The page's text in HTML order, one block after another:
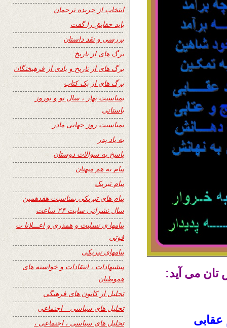
تان می آید:
عقابی
انتخاب از جریده ترجمان
باید حقایق را گفت
بررسی و نقد داستان
برگ های از تاریخ
برگ های از تاریخ و یادی از فرهیختگان
برگ های از یک کتاب
بمناسبت بهار ، سال نو و نوروز
باستانی
بمناسبت روز جهانی مادر
به یاد پدر
پاسخ به سوالات دوستان
پیام به هم میهنان
پیام تبریک
پیام های تبریکی بمناسبت هفدهمین
سال نشراتی سایت ۲۴ ساعت
پیامها ی تسلیت و همدری و اعـــلانا ت
فوتی
پیامهای تبریکی
پیشنهادات ، انتقادات و خواسته های
هموطنان
تجلیل از کانون های فرهنگی
تحلیل های سیاسی – اجتماعی
تحلیل های سیاسی ، اجتماعی ،